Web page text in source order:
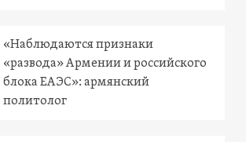
«Наблюдаются признаки
«развода» Армении и российского
блока ЕАЭС»: армянский
политолог